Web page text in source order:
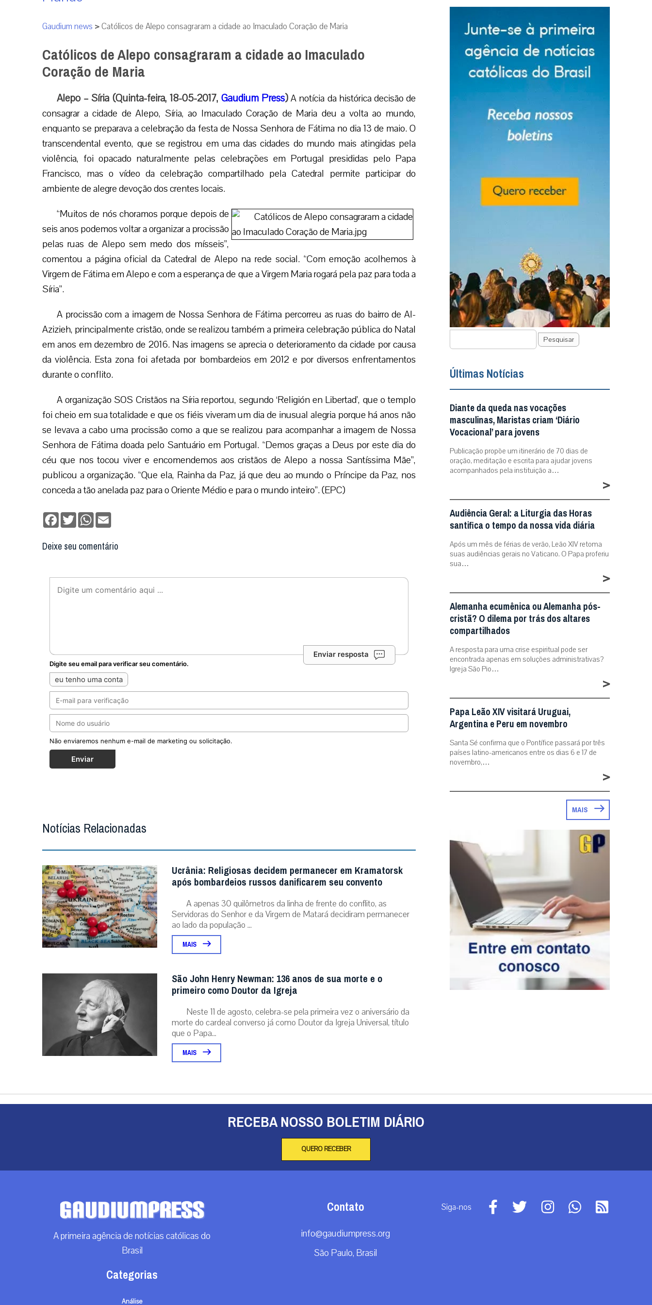
Gaudium news >Católicos de Alepo consagraram a cidade ao Imaculado Coração de Maria
Católicos de Alepo consagraram a cidade ao Imaculado
Coração de Maria
Alepo – Síria (Quinta-feira, 18-05-2017, Gaudium Press)A notícia da histórica decisão de
consagrar a cidade de Alepo, Síria, ao Imaculado Coração de Maria deu a volta ao mundo,
enquanto se preparava a celebração da festa de Nossa Senhora de Fátima no dia 13 de maio. O
transcendental evento, que se registrou em uma das cidades do mundo mais atingidas pela
violência, foi opacado naturalmente pelas celebrações em Portugal presididas pelo Papa
Francisco, mas o vídeo da celebração compartilhado pela Catedral permite participar do
ambiente de alegre devoção dos crentes locais.
“Muitos de nós choramos porque depois de
seis anos podemos voltar a organizar a procissão
pelas ruas de Alepo sem medo dos mísseis”,
comentou a página oficial da Catedral de Alepo na rede social. “Com emoção acolhemos à
Virgem de Fátima em Alepo e com a esperança de que a Virgem Maria rogará pela paz para toda a
Síria”.
A procissão com a imagem de Nossa Senhora de Fátima percorreu as ruas do bairro de Al-
Azizieh, principalmente cristão, onde se realizou também a primeira celebração pública do Natal
em anos em dezembro de 2016. Nas imagens se aprecia o deterioramento da cidade por causa
da violência. Esta zona foi afetada por bombardeios em 2012 e por diversos enfrentamentos
durante o conflito.
A organização SOS Cristãos na Síria reportou, segundo ‘Religión en Libertad’, que o templo
foi cheio em sua totalidade e que os fiéis viveram um dia de inusual alegria porque há anos não
se levava a cabo uma procissão como a que se realizou para acompanhar a imagem de Nossa
Senhora de Fátima doada pelo Santuário em Portugal. “Demos graças a Deus por este dia do
céu que nos tocou viver e encomendemos aos cristãos de Alepo a nossa Santíssima Mãe”,
publicou a organização. “Que ela, Rainha da Paz, já que deu ao mundo o Príncipe da Paz, nos
conceda a tão anelada paz para o Oriente Médio e para o mundo inteiro”. (EPC)
Facebook
TwitterWhatsApp
Deixe seu comentário
Enviar resposta
Digite seu email para verificar seu comentário.
eu tenho uma conta
Não enviaremos nenhum e-mail de marketing ou solicitação.
Enviar
Notícias Relacionadas
Ucrânia: Religiosas decidem permanecer em Kramatorsk
após bombardeios russos danificarem seu convento
A apenas 30 quilômetros da linha de frente do conflito, as
Servidoras do Senhor e da Virgem de Matará decidiram permanecer
ao lado da população ...
MAIS
São John Henry Newman: 136 anos de sua morte e o
primeiro como Doutor da Igreja
Neste 11 de agosto, celebra-se pela primeira vez o aniversário da
morte do cardeal converso já como Doutor da Igreja Universal, título
que o Papa...
MAIS
Pesquisar
Últimas Notícias
Diante da queda nas vocações
masculinas, Maristas criam ‘Diário
Vocacional’ para jovens
Publicação propõe um itinerário de 70 dias de
oração, meditação e escrita para ajudar jovens
acompanhados pela instituição a…
>
Audiência Geral: a Liturgia das Horas
santifica o tempo da nossa vida diária
Após um mês de férias de verão, Leão XIV retoma
suas audiências gerais no Vaticano. O Papa proferiu
sua…
>
Alemanha ecumênica ou Alemanha pós-
cristã? O dilema por trás dos altares
compartilhados
A resposta para uma crise espiritual pode ser
encontrada apenas em soluções administrativas?
Igreja São Pio…
>
Papa Leão XIV visitará Uruguai,
Argentina e Peru em novembro
Santa Sé confirma que o Pontífice passará por três
países latino-americanos entre os dias 6 e 17 de
novembro,…
>
MAIS
RECEBA NOSSO BOLETIM DIÁRIO
QUERO RECEBER
A primeira agência de notícias católicas do
Brasil
Categorias
Análise
Contato
info@gaudiumpress.org
São Paulo, Brasil
Siga-nos